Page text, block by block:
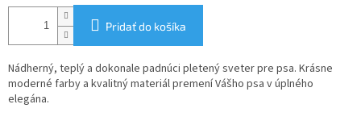
Pridať do košíka
Nádherný, teplý a dokonale padnúci pletený sveter pre psa. Krásne
moderné farby a kvalitný materiál premení Vášho psa v úplného
elegána.